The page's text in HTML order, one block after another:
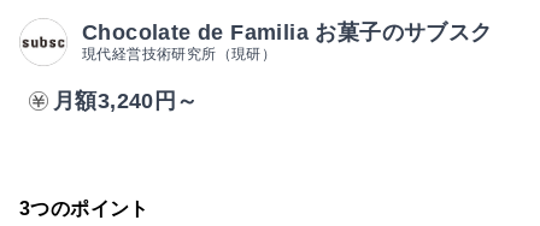
Chocolate de Familia お菓子のサブスク
現代経営技術研究所（現研）
月額3,240円～
3つのポイント